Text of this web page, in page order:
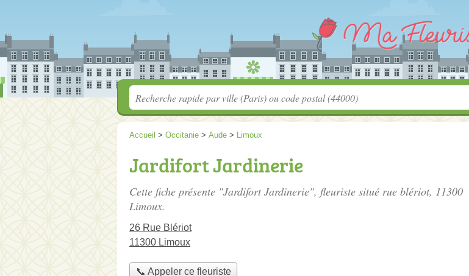
Accueil > Occitanie > Aude > Limoux
Jardifort Jardinerie
Cette fiche présente "Jardifort Jardinerie", fleuriste situé rue blériot, 11300
Limoux.
26 Rue Blériot
11300 Limoux
📞 Appeler ce fleuriste